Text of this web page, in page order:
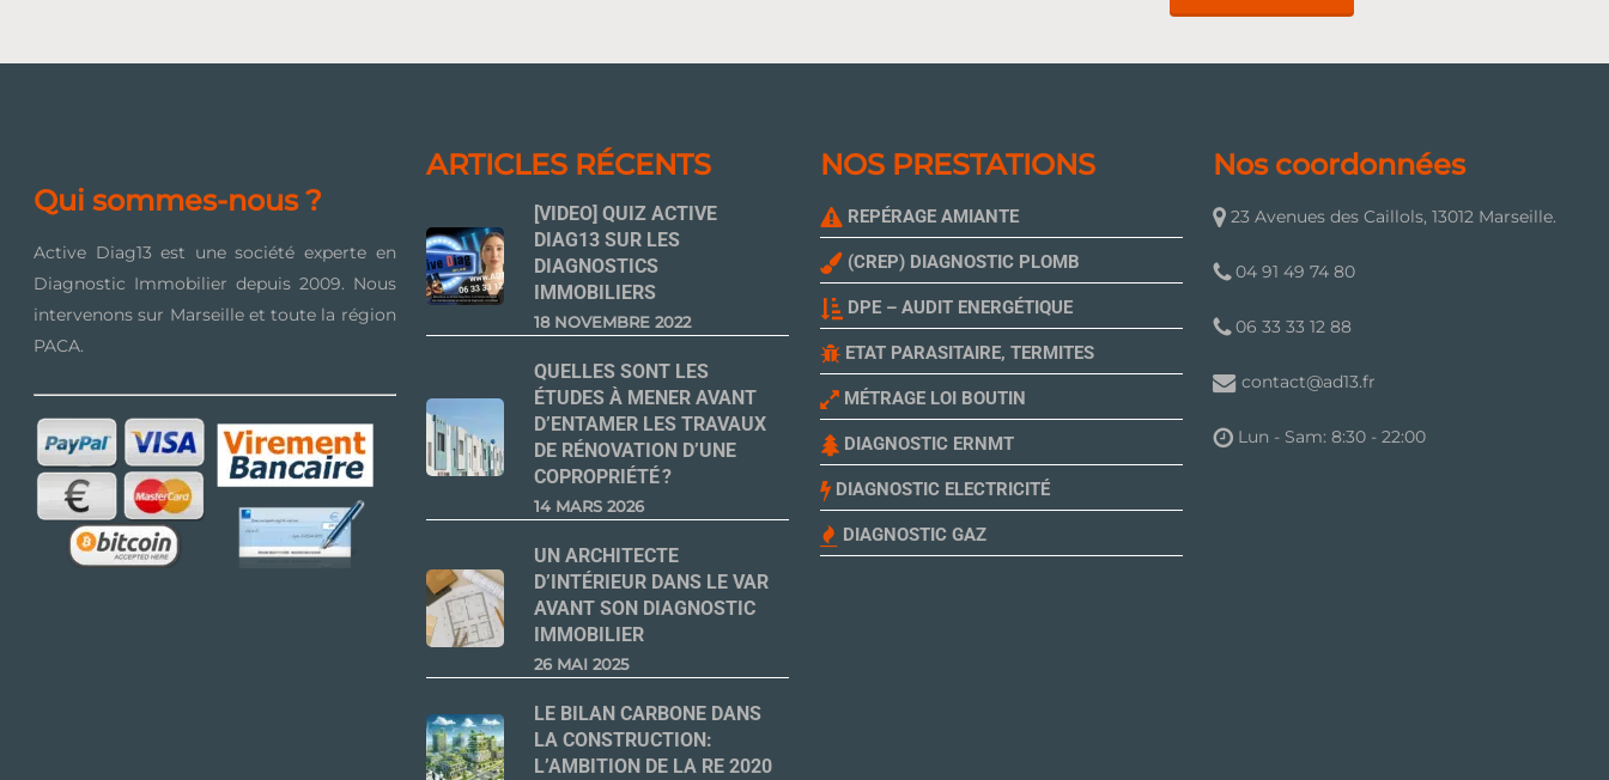
Qui sommes-nous ?
Active Diag13 est une société experte en
Diagnostic Immobilier depuis 2009. Nous
intervenons sur Marseille et toute la région
PACA.
ARTICLES RÉCENTS
[VIDEO] QUIZ ACTIVE
DIAG13 SUR LES
DIAGNOSTICS
IMMOBILIERS
18 NOVEMBRE 2022
QUELLES SONT LES
ÉTUDES À MENER AVANT
D’ENTAMER LES TRAVAUX
DE RÉNOVATION D’UNE
COPROPRIÉTÉ ?
14 MARS 2026
UN ARCHITECTE
D’INTÉRIEUR DANS LE VAR
AVANT SON DIAGNOSTIC
IMMOBILIER
26 MAI 2025
LE BILAN CARBONE DANS
LA CONSTRUCTION:
L’AMBITION DE LA RE 2020
NOS PRESTATIONS
REPÉRAGE AMIANTE
(CREP) DIAGNOSTIC PLOMB
DPE – AUDIT ENERGÉTIQUE
ETAT PARASITAIRE, TERMITES
MÉTRAGE LOI BOUTIN
DIAGNOSTIC ERNMT
DIAGNOSTIC ELECTRICITÉ
DIAGNOSTIC GAZ
Nos coordonnées
23 Avenues des Caillols, 13012 Marseille.
04 91 49 74 80
06 33 33 12 88
contact@ad13.fr
Lun - Sam: 8:30 - 22:00